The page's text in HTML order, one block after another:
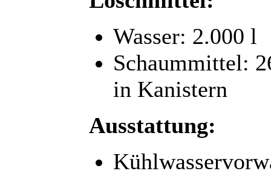
Wasser: 2.000 l
Schaummittel:
in Kanistern
Ausstattung: